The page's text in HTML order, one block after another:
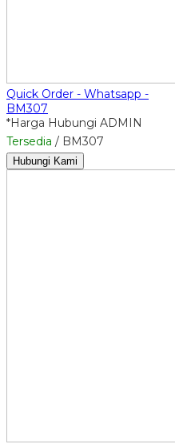
Quick Order - Whatsapp -
BM307
*Harga Hubungi ADMIN
Tersedia / BM307
Hubungi Kami